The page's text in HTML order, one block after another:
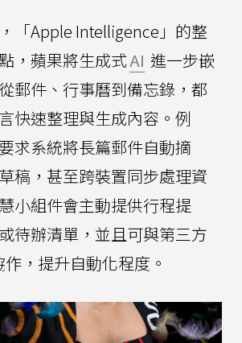
「Apple Intelligence」的整
，蘋果將生成式AI 進一步嵌
郵件、行事曆到備忘錄，都
快速整理與生成內容。例
求系統將長篇郵件自動摘
稿，甚至跨裝置同步處理資
小組件會主動提供行程提
待辦清單，並且可與第三方
，提升自動化程度。